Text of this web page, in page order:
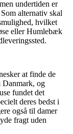
undertiden er
alternativ skal
hvilket
eller Humlebæk
at finde de
Danmark, og
fundet det
deres bedst i
også til damer
fragt uden